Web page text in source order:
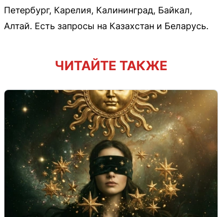
Петербург, Карелия, Калининград, Байкал,
Алтай. Есть запросы на Казахстан и Беларусь.
ЧИТАЙТЕ ТАКЖЕ